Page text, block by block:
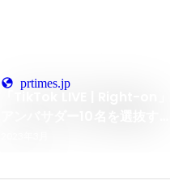
prtimes.jp
ベントの企画・運用をサポ